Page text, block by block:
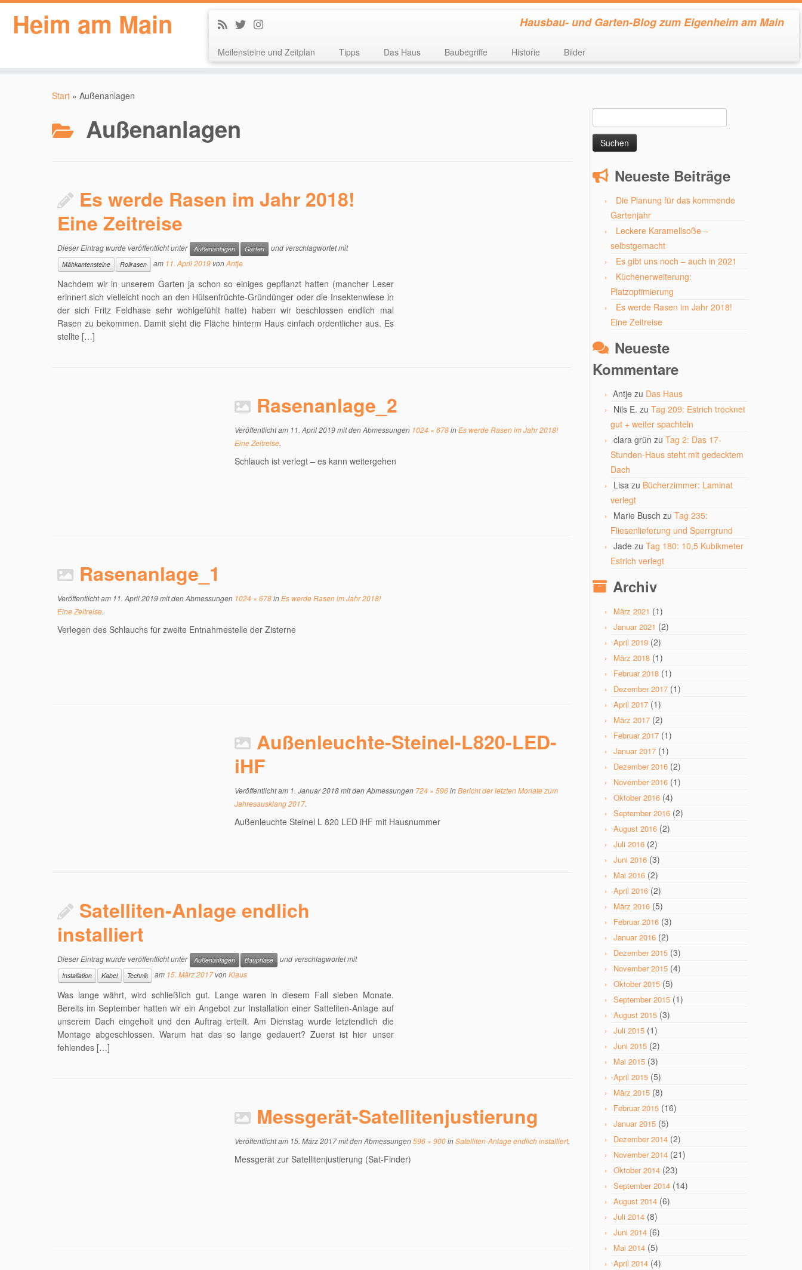
Heim am Main Hausbau- und Garten-Blog zum Eigenheim am Main
Meilensteine und Zeitplan Tipps Das Haus Baubegriffe Historie Bilder
Start » Außenanlagen
Außenanlagen
Es werde Rasen im Jahr 2018!
Eine Zeitreise
Dieser Eintrag wurde veröffentlicht unter Außenanlagen Garten und verschlagwortet mit
Mähkantensteine Rollrasen am 11. April 2019 vonAntje
Nachdem wir in unserem Garten ja schon so einiges gepflanzt hatten (mancher Leser
erinnert sich vielleicht noch an den Hülsenfrüchte-Gründünger oder die Insektenwiese in
der sich Fritz Feldhase sehr wohlgefühlt hatte) haben wir beschlossen endlich mal
Rasen zu bekommen. Damit sieht die Fläche hinterm Haus einfach ordentlicher aus. Es
stellte […]
Rasenanlage_2
Veröffentlicht am 11. April 2019mit den Abmessungen 1024 × 678inEs werde Rasen im Jahr 2018!
Eine Zeitreise.
Schlauch ist verlegt – es kann weitergehen
Rasenanlage_1
Veröffentlicht am 11. April 2019mit den Abmessungen1024 × 678inEs werde Rasen im Jahr 2018!
Eine Zeitreise.
Verlegen des Schlauchs für zweite Entnahmestelle der Zisterne
Außenleuchte-Steinel-L820-LED-
iHF
Veröffentlicht am 1. Januar 2018mit den Abmessungen 724 × 596inBericht der letzten Monate zum
Jahresausklang 2017.
Außenleuchte Steinel L 820 LED iHF mit Hausnummer
Satelliten-Anlage endlich
installiert
Dieser Eintrag wurde veröffentlicht unter Außenanlagen Bauphase und verschlagwortet mit
Installation Kabel Technik am 15. März 2017 vonKlaus
Was lange währt, wird schließlich gut. Lange waren in diesem Fall sieben Monate.
Bereits im September hatten wir ein Angebot zur Installation einer Satteliten-Anlage auf
unserem Dach eingeholt und den Auftrag erteilt. Am Dienstag wurde letztendlich die
Montage abgeschlossen. Warum hat das so lange gedauert? Zuerst ist hier unser
fehlendes […]
Messgerät-Satellitenjustierung
Veröffentlicht am 15. März 2017mit den Abmessungen596 × 900inSatelliten-Anlage endlich installiert.
Messgerät zur Satellitenjustierung (Sat-Finder)
nach:
Neueste Beiträge
Die Planung für das kommende
Gartenjahr
Leckere Karamellsoße –
selbstgemacht
Es gibt uns noch – auch in 2021
Küchenerweiterung:
Platzoptimierung
Es werde Rasen im Jahr 2018!
Eine Zeitreise
Neueste
Kommentare
Antje zu Das Haus
Nils E. zu Tag 209: Estrich trocknet
gut + weiter spachteln
clara grün zu Tag 2: Das 17-
Stunden-Haus steht mit gedecktem
Dach
Lisa zu Bücherzimmer: Laminat
verlegt
Marie Busch zu Tag 235:
Fliesenlieferung und Sperrgrund
Jade zu Tag 180: 10,5 Kubikmeter
Estrich verlegt
Archiv
März 2021 (1)
Januar 2021 (2)
April 2019 (2)
März 2018 (1)
Februar 2018 (1)
Dezember 2017 (1)
April 2017 (1)
März 2017 (2)
Februar 2017 (1)
Januar 2017 (1)
Dezember 2016 (2)
November 2016 (1)
Oktober 2016 (4)
September 2016 (2)
August 2016 (2)
Juli 2016 (2)
Juni 2016 (3)
Mai 2016 (2)
April 2016 (2)
März 2016 (5)
Februar 2016 (3)
Januar 2016 (2)
Dezember 2015 (3)
November 2015 (4)
Oktober 2015 (5)
September 2015 (1)
August 2015 (3)
Juli 2015 (1)
Juni 2015 (2)
Mai 2015 (3)
April 2015 (5)
März 2015 (8)
Februar 2015 (16)
Januar 2015 (5)
Dezember 2014 (2)
November 2014 (21)
Oktober 2014 (23)
September 2014 (14)
August 2014 (6)
Juli 2014 (8)
Juni 2014 (6)
Mai 2014 (5)
April 2014 (4)